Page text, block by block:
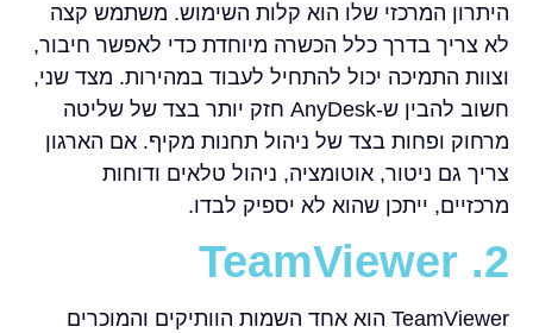
היתרון המרכזי שלו הוא קלות השימוש. משתמש קצה
לא צריך בדרך כלל הכשרה מיוחדת כדי לאפשר חיבור,
וצוות התמיכה יכול להתחיל לעבוד במהירות. מצד שני,
חשוב להבין ש-AnyDesk חזק יותר בצד של שליטה
מרחוק ופחות בצד של ניהול תחנות מקיף. אם הארגון
צריך גם ניטור, אוטומציה, ניהול טלאים ודוחות
מרכזיים, ייתכן שהוא לא יספיק לבדו.
2. TeamViewer
TeamViewer הוא אחד השמות הוותיקים והמוכרים